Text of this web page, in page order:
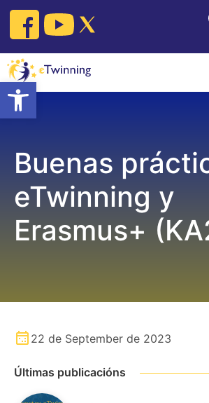
Open toolbar
Skip
content
Buenas
eTwinning y
Erasmus+
22 de September de 2023
Últimas publicacións